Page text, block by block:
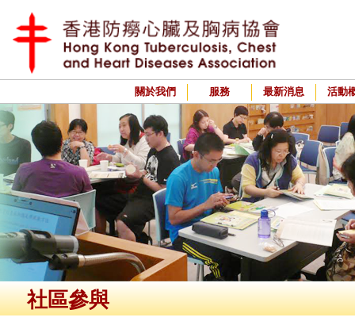
關於我們 服務 最新消息 活動
社區參與